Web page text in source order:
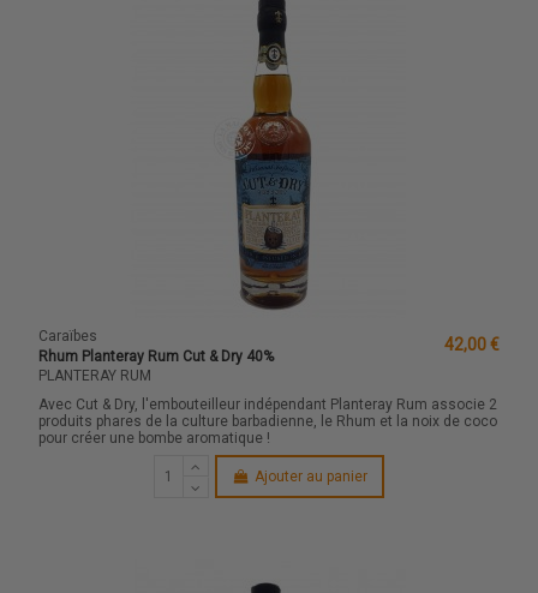
Caraïbes
Rhum Planteray Rum Cut & Dry 40%
PLANTERAY RUM
42,00 €
Avec Cut & Dry, l'embouteilleur indépendant Planteray Rum associe 2
produits phares de la culture barbadienne, le Rhum et la noix de coco
pour créer une bombe aromatique !
Ajouter au panier